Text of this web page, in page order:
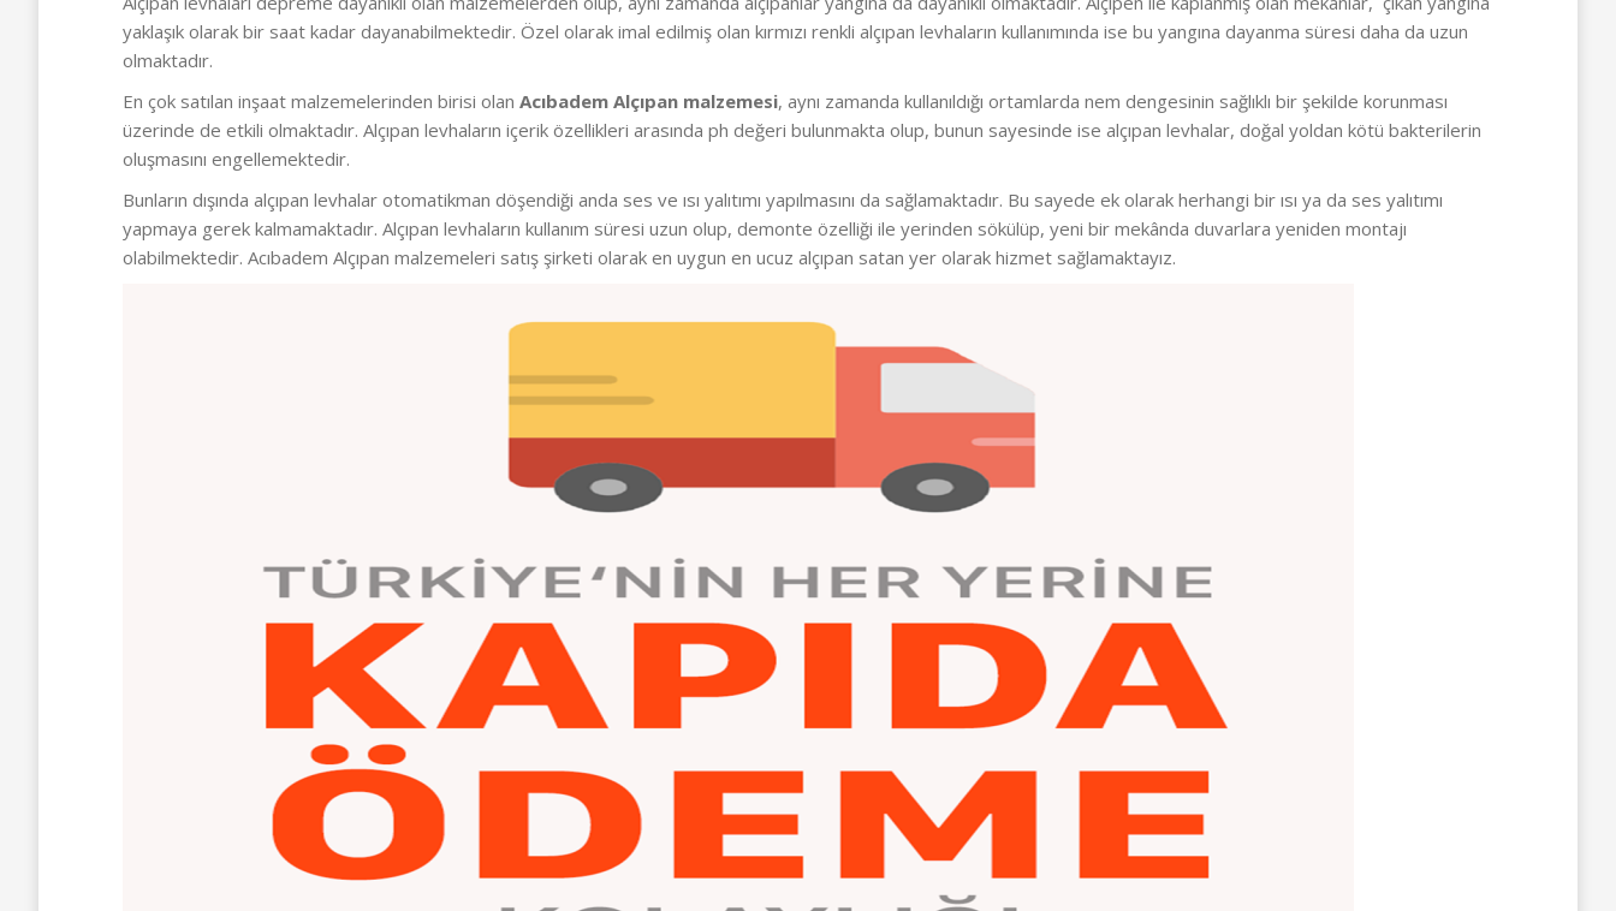
yaklaşık olarak bir saat kadar dayanabilmektedir. Özel olarak imal edilmiş olan kırmızı renkli alçıpan levhaların kullanımında ise bu yangına dayanma süresi daha da uzun
olmaktadır.
En çok satılan inşaat malzemelerinden birisi olan Acıbadem Alçıpan malzemesi, aynı zamanda kullanıldığı ortamlarda nem dengesinin sağlıklı bir şekilde korunması
üzerinde de etkili olmaktadır. Alçıpan levhaların içerik özellikleri arasında ph değeri bulunmakta olup, bunun sayesinde ise alçıpan levhalar, doğal yoldan kötü bakterilerin
oluşmasını engellemektedir.
Bunların dışında alçıpan levhalar otomatikman döşendiği anda ses ve ısı yalıtımı yapılmasını da sağlamaktadır. Bu sayede ek olarak herhangi bir ısı ya da ses yalıtımı
yapmaya gerek kalmamaktadır. Alçıpan levhaların kullanım süresi uzun olup, demonte özelliği ile yerinden sökülüp, yeni bir mekânda duvarlara yeniden montajı
olabilmektedir. Acıbadem Alçıpan malzemeleri satış şirketi olarak en uygun en ucuz alçıpan satan yer olarak hizmet sağlamaktayız.